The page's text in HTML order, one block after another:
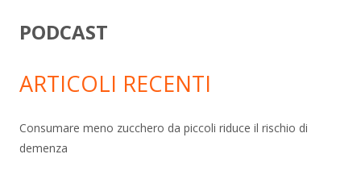
PODCAST
ARTICOLI RECENTI
Consumare meno zucchero da piccoli riduce il rischio di
demenza